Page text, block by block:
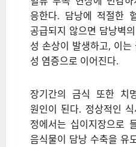
응한다. 담낭에 적절한
공급되지 않으면 담낭벽
성 손상이 발생하고, 이는
성 염증으로 이어진다.
장기간의 금식 또한 치
원인이 된다. 정상적인
정에서는 십이지장으로
음식물이 담낭 수축을 유